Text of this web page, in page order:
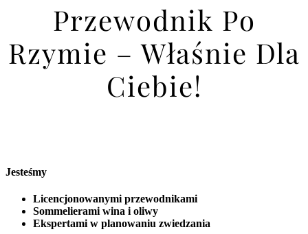
Przewodnik Po
Rzymie – Właśnie Dla
Ciebie!
Jesteśmy
Licencjonowanymi przewodnikami
Sommelierami wina i oliwy
Ekspertami w planowaniu zwiedzania